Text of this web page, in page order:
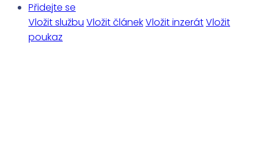
Přidejte se
Vložit službu Vložit článekVložit inzerátVložit
poukaz